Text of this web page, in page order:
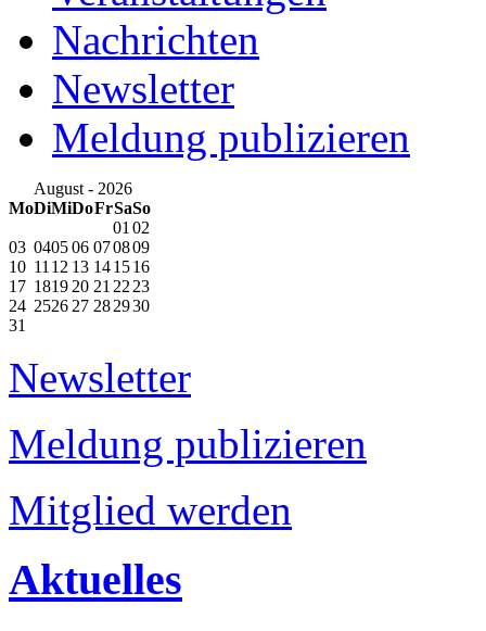
Nachrichten
Newsletter
Meldung publizieren
August - 2026
MoDiMiDoFrSaSo
01 02
03 040506 070809
10 11 12 13 141516
17 1819 20 21 22 23
24 2526 27 282930
31
Newsletter
Meldung publizieren
Mitglied werden
Aktuelles